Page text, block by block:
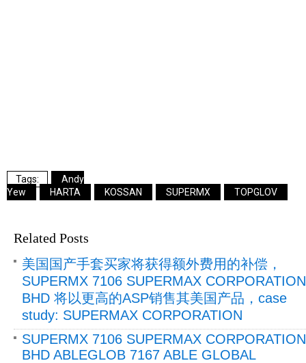
Andy
Yew
HARTA KOSSAN SUPERMX TOPGLOV
Related Posts
美国国产手套买家将获得额外费用的补偿，
SUPERMX 7106 SUPERMAX CORPORATION
BHD 将以更高的ASP销售其美国产品，case
study: SUPERMAX CORPORATION
SUPERMX 7106 SUPERMAX CORPORATION
BHD ABLEGLOB 7167 ABLE GLOBAL